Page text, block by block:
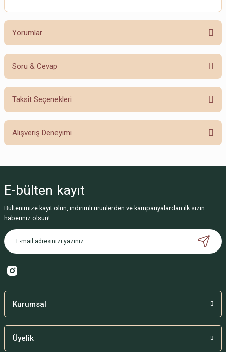
Yorumlar
Bu ürüne ilk yorumu siz yapın!
Soru & Cevap
Ürün hakkında henüz soru sorulmamış.
Taksit Seçenekleri
Alışveriş Deneyimi
Deneyimini Paylaş
E-bülten kayıt
Bültenimize kayıt olun, indirimli ürünlerden ve kampanyalardan ilk sizin
haberiniz olsun!
Kurumsal
Üyelik